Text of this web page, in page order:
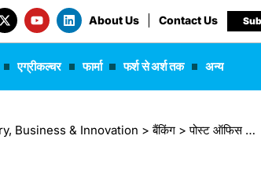
About Us Contact Us
एग्रीकल्चर फार्मा फर्श से अर्श तक अन्य
Business & Innovation >बैंकिंग >पोस्ट ऑफिस की शानदार स्कीम: बच्चों के भविष्य के लिए 15 लाख रुपये का सुरक्षित फंड